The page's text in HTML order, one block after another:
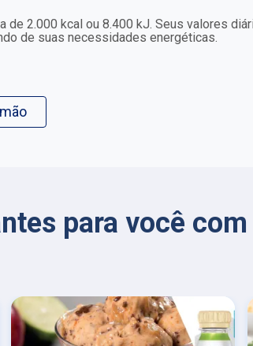
de 2.000 kcal ou 8.400 kJ. Seus valores
de suas necessidades energéticas.
para você